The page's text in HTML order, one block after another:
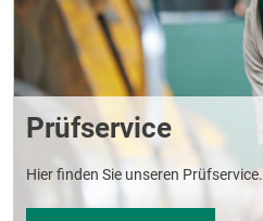
Prüfservice
Hier finden Sie unseren Prüfservice.